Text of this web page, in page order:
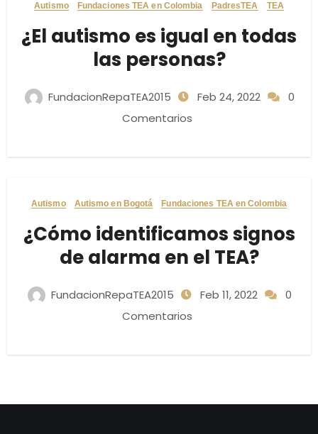
Autismo Fundaciones TEA en Colombia PadresTEA TEA
¿El autismo es igual en todas
las personas?
FundacionRepaTEA2015 Feb 24, 2022
0
Comentarios
Autismo Autismo en Bogotá Fundaciones TEA en Colombia
¿Cómo identificamos signos
de alarma en el TEA?
FundacionRepaTEA2015 Feb 11, 2022
0
Comentarios